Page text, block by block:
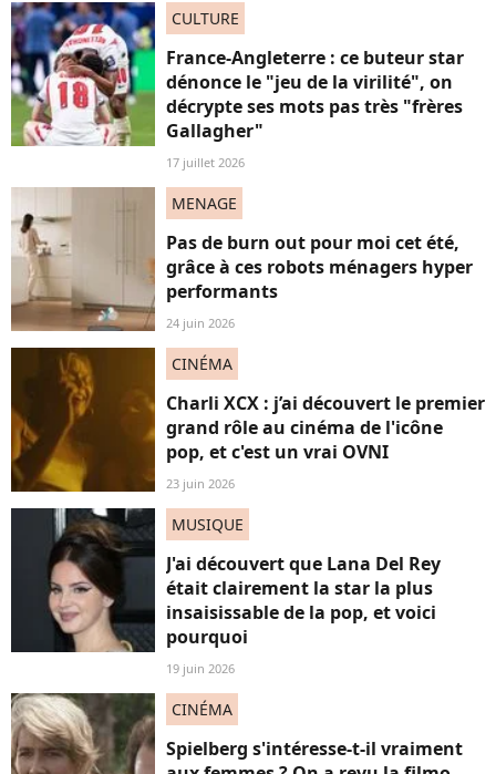
CULTURE
France-Angleterre : ce buteur star
dénonce le "jeu de la virilité", on
décrypte ses mots pas très "frères
Gallagher"
17 juillet 2026
MENAGE
Pas de burn out pour moi cet été,
grâce à ces robots ménagers hyper
performants
24 juin 2026
CINÉMA
Charli XCX : j’ai découvert le premier
grand rôle au cinéma de l'icône
pop, et c'est un vrai OVNI
23 juin 2026
MUSIQUE
J'ai découvert que Lana Del Rey
était clairement la star la plus
insaisissable de la pop, et voici
pourquoi
19 juin 2026
CINÉMA
Spielberg s'intéresse-t-il vraiment